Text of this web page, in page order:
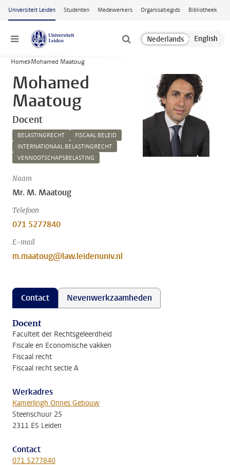
Ga naar hoofdinhoud
Universiteit Leiden Studenten Medewerkers Organisatiegids Bibliotheek
Menu
Home Mohamed Maatoug
Mohamed
Maatoug
Docent
BELASTINGRECHT
FISCAAL BELEID
INTERNATIONAAL BELASTINGRECHT
VENNOOTSCHAPSBELASTING
Naam
Mr. M. Maatoug
Telefoon
071 5277840
E-mail
m.maatoug@law.leidenuniv.nl
Contact Nevenwerkzaamheden
Docent
Faculteit der Rechtsgeleerdheid
Fiscale en Economische vakken
Fiscaal recht
Fiscaal recht sectie A
Werkadres
Kamerlingh Onnes Gebouw
Steenschuur 25
2311 ES Leiden
Contact
071 5277840